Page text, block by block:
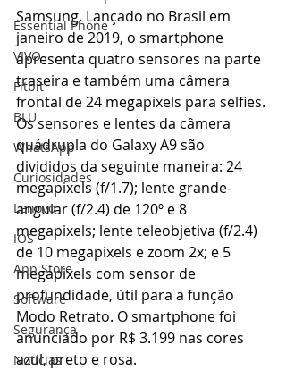
Essential Phone
VIVO
Fitbit
BLU
WhatsApp
Curiosidades
Lenovo
IOS
App Store
Software
Segurança
Notícias
Samsung. Lançado no Brasil em
janeiro de 2019, o smartphone
apresenta quatro sensores na parte
traseira e também uma câmera
frontal de 24 megapixels para selfies.
Os sensores e lentes da câmera
quádrupla do Galaxy A9 são
divididos da seguinte maneira: 24
megapixels (f/1.7); lente grande-
angular (f/2.4) de 120º e 8
megapixels; lente teleobjetiva (f/2.4)
de 10 megapixels e zoom 2x; e 5
megapixels com sensor de
profundidade, útil para a função
Modo Retrato. O smartphone foi
anunciado por R$ 3.199 nas cores
azul, preto e rosa.